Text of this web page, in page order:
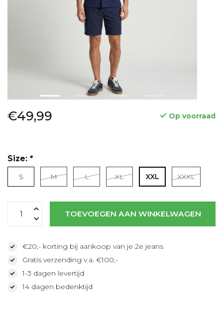
€49,99 Op voorraad
Lees meer
Size: *
S M L XL XXL XXXL
TOEVOEGEN AAN WINKELWAGEN
€20,- korting bij aankoop van je 2e jeans
Gratis verzending v.a. €100,-
1-3 dagen levertijd
14 dagen bedenktijd